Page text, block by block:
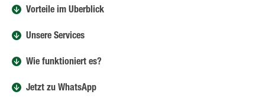
Vorteile im Überblick
Unsere Services
Wie funktioniert es?
Jetzt zu WhatsApp